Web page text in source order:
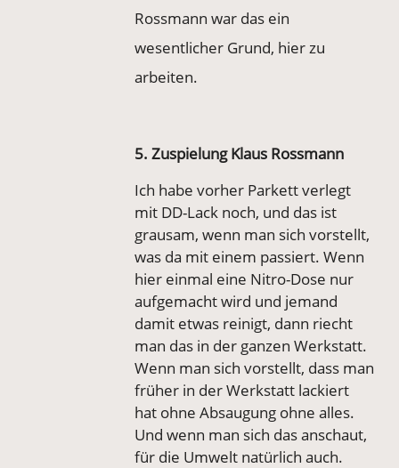
Rossmann war das ein
wesentlicher Grund, hier zu
arbeiten.
5. Zuspielung Klaus Rossmann
Ich habe vorher Parkett verlegt
mit DD-Lack noch, und das ist
grausam, wenn man sich vorstellt,
was da mit einem passiert. Wenn
hier einmal eine Nitro-Dose nur
aufgemacht wird und jemand
damit etwas reinigt, dann riecht
man das in der ganzen Werkstatt.
Wenn man sich vorstellt, dass man
früher in der Werkstatt lackiert
hat ohne Absaugung ohne alles.
Und wenn man sich das anschaut,
für die Umwelt natürlich auch.